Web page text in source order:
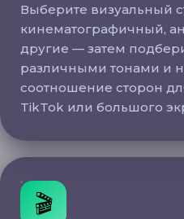
Выберите визуальный
кинематографичный,
другие — затем
различными тонами и
соотношение сторон
TikTok или большого
🎬
Отредактируйте и